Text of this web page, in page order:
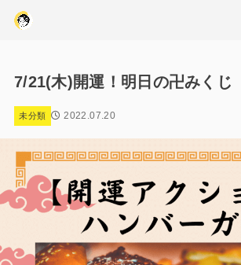
7/21(木)開運！明日の卍みくじ
未分類 2022.07.20